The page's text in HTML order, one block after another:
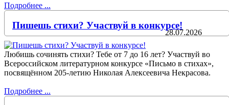
Подробнее ...
Пишешь стихи? Участвуй в конкурсе!
28.07.2026
Любишь сочинять стихи? Тебе от 7 до 16 лет? Участвуй во
Всероссийском литературном конкурсе «Письмо в стихах»,
посвящённом 205-летию Николая Алексеевича Некрасова.
Подробнее ...